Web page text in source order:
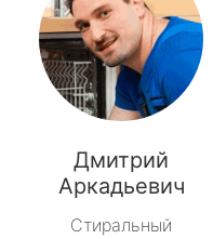
Дмитрий
Аркадьевич
Стиральный